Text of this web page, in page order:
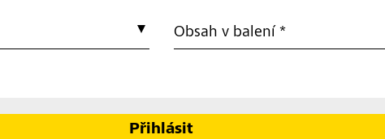
Obsah v balení *
Přihlásit